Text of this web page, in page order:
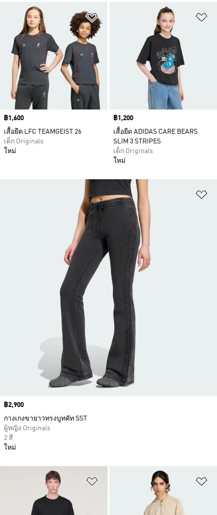
เพิ่มไปยังรายการสินค้าโปรด
Price
฿1,600
เสื้อยืด LFC TEAMGEIST 26
เด็ก Originals
ใหม่
Price
฿1,200
เสื้อยืด ADIDAS CARE BEARS
SLIM 3 STRIPES
เด็ก Originals
ใหม่
เพิ่มไปยังรายการสินค้าโปรด
Price
฿2,900
กางเกงขายาวทรงบูทคัท SST
ผู้หญิง Originals
2 สี
ใหม่